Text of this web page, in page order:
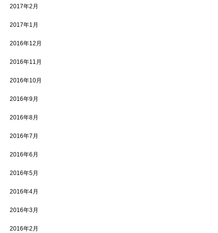
2017年2月
2017年1月
2016年12月
2016年11月
2016年10月
2016年9月
2016年8月
2016年7月
2016年6月
2016年5月
2016年4月
2016年3月
2016年2月